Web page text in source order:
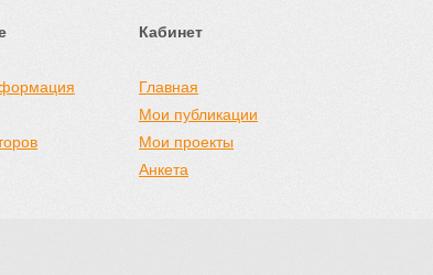
Кабинет
Главная
Мои публикации
Мои проекты
Анкета